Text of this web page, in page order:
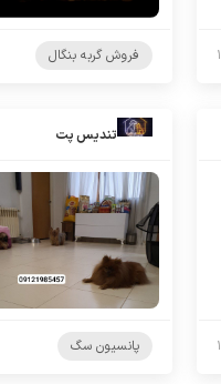
فروش گربه بنگال
تندیس پت
پانسیون سگ